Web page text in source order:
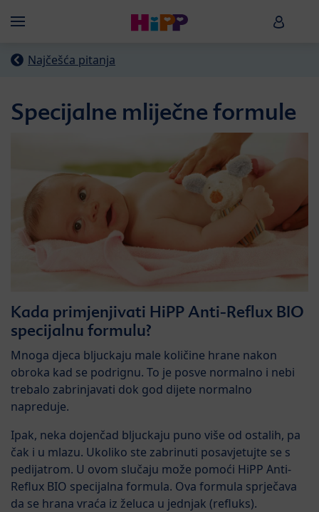
Menü HiPP
Najčešća pitanja
Specijalne mliječne formule
Kada primjenjivati HiPP Anti-Reflux BIO
specijalnu formulu?
Mnoga djeca bljuckaju male količine hrane nakon
obroka kad se podrignu. To je posve normalno i nebi
trebalo zabrinjavati dok god dijete normalno
napreduje.
Ipak, neka dojenčad bljuckaju puno više od ostalih, pa
čak i u mlazu. Ukoliko ste zabrinuti posavjetujte se s
pedijatrom. U ovom slučaju može pomoći HiPP Anti-
Reflux BIO specijalna formula. Ova formula sprječava
da se hrana vraća iz želuca u jednjak (refluks).